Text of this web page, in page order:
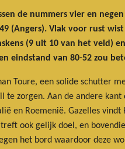
de nummers vier en
(Angers). Vlak voor rust
(9 uit 10 van het veld)
eindstand van 80-52 zou
Toure, een solide schutter
zorgen. Aan de andere
en Roemenië. Gazelles
ook gelijk doel, en
het bord waardoor deze